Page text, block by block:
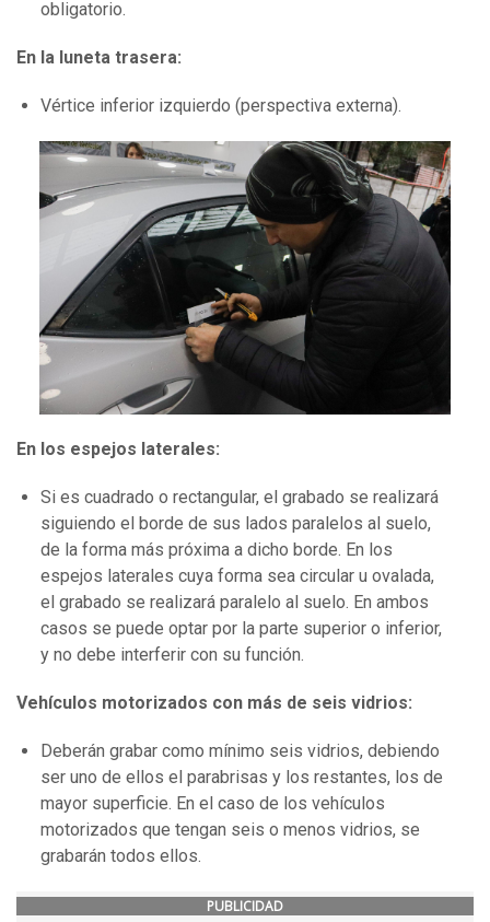
obligatorio.
En la luneta trasera:
Vértice inferior izquierdo (perspectiva externa).
En los espejos laterales:
Si es cuadrado o rectangular, el grabado se realizará
siguiendo el borde de sus lados paralelos al suelo,
de la forma más próxima a dicho borde. En los
espejos laterales cuya forma sea circular u ovalada,
el grabado se realizará paralelo al suelo. En ambos
casos se puede optar por la parte superior o inferior,
y no debe interferir con su función.
Vehículos motorizados con más de seis vidrios:
Deberán grabar como mínimo seis vidrios, debiendo
ser uno de ellos el parabrisas y los restantes, los de
mayor superficie. En el caso de los vehículos
motorizados que tengan seis o menos vidrios, se
grabarán todos ellos.
PUBLICIDAD